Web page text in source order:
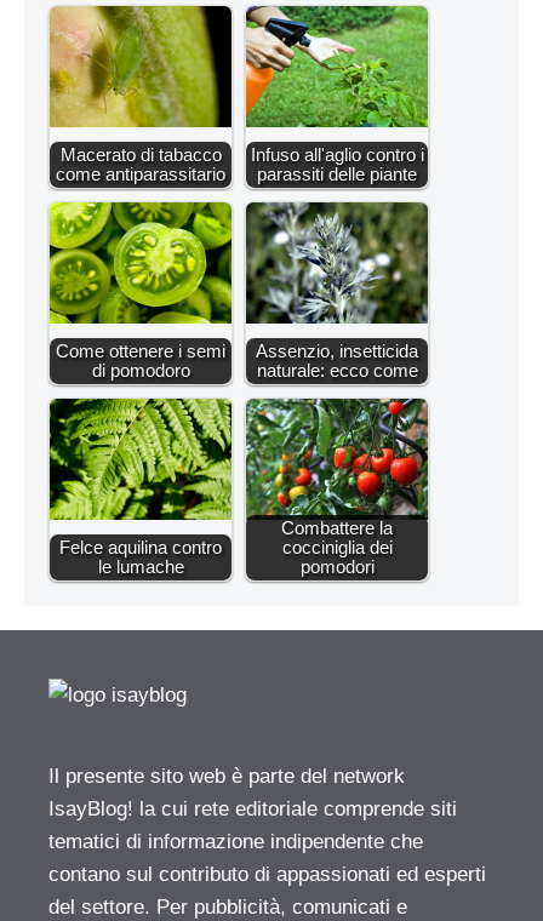
Macerato di tabacco
come antiparassitario
Infuso all'aglio contro i
parassiti delle piante
Come ottenere i semi
di pomodoro
Assenzio, insetticida
naturale: ecco come
Felce aquilina contro
le lumache
Combattere la
cocciniglia dei
pomodori
Il presente sito web è parte del network
IsayBlog! la cui rete editoriale comprende siti
tematici di informazione indipendente che
contano sul contributo di appassionati ed esperti
del settore. Per pubblicità, comunicati e